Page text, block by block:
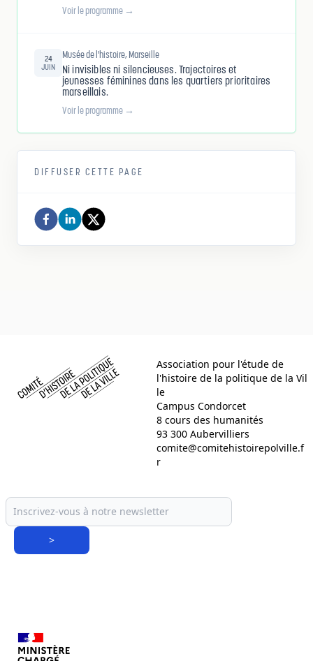
Voir le programme →
24
JUIN
Musée de l'histoire, Marseille
Ni invisibles ni silencieuses. Trajectoires et
jeunesses féminines dans les quartiers prioritaires
marseillais.
Voir le programme →
DIFFUSER CETTE PAGE
Association pour l'étude de
l'histoire de la politique de la Vil
le
Campus Condorcet
8 cours des humanités
93 300 Aubervilliers
comite@comitehistoirepolville.f
r
>